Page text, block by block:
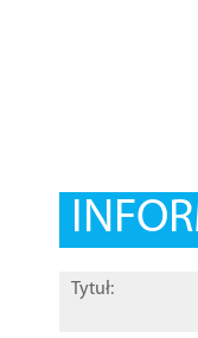
Tytuł: